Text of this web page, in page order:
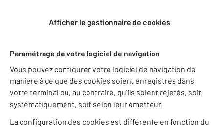
Afficher le gestionnaire de cookies
Paramétrage de votre logiciel de navigation
Vous pouvez configurer votre logiciel de navigation de
manière à ce que des cookies soient enregistrés dans
votre terminal ou, au contraire, qu'ils soient rejetés, soit
systématiquement, soit selon leur émetteur.
La configuration des cookies est différente en fonction du